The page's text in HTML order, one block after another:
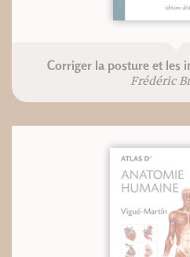
Corriger la posture et les
Frédéric